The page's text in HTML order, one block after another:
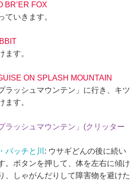
BR’ER FOX
ていきます。
ます。
ON SPLASH MOUNTAIN
ラッシュマウンテン」に行き、キツ
ます。
ラッシュマウンテン」(クリッター
ッチと川 : ウサギどんの後に続い
。ボタンを押して、体を左右に傾け
、しゃがんだりして障害物を避けた